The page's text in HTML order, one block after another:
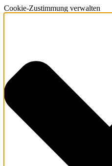
Cookie-Zustimmung verwalten